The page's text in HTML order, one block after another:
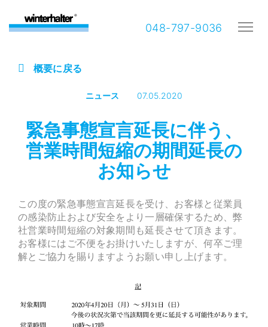
048-797-9036
概要に戻る
ニュース 07.05.2020
緊急事態宣言延長に伴う、
営業時間短縮の期間延長の
お知らせ
この度の緊急事態宣言延長を受け、お客様と従業員
の感染防止および安全をより一層確保するため、弊
社営業時間短縮の対象期間も延長させて頂きます。
お客様にはご不便をお掛けいたしますが、何卒ご理
解とご協力を賜りますようお願い申し上げます。